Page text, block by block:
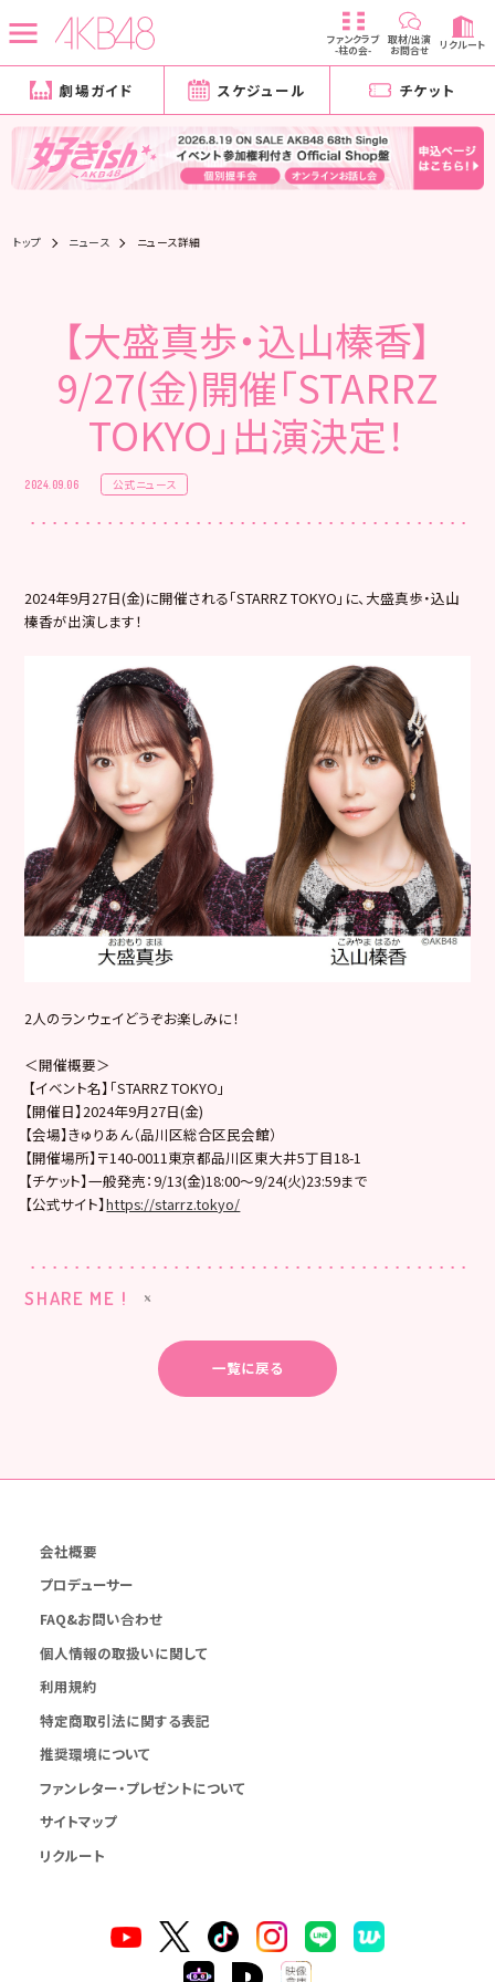
ファンクラブ
-柱の会-
取材/出演
お問合せ リクルート
劇場ガイド スケジュール チケット
トップ ニュース ニュース詳細
【大盛真歩・込山榛香】
9/27(金)開催「STARRZ
TOKYO」出演決定！
2024.09.06 公式ニュース
2024年9月27日(金)に開催される「STARRZ TOKYO」に、大盛真歩・込山
榛香が出演します！
2人のランウェイどうぞお楽しみに！
＜開催概要＞
【イベント名】「STARRZ TOKYO」
【開催日】2024年9月27日(金)
【会場】きゅりあん（品川区総合区⺠会館）
【開催場所】〒140-0011東京都品川区東大井5丁目18-1
【チケット】一般発売：9/13(金)18:00〜9/24(火)23:59まで
【公式サイト】https://starrz.tokyo/
SHARE ME !
一覧に戻る
会社概要
プロデューサー
FAQ&お問い合わせ
個人情報の取扱いに関して
利用規約
特定商取引法に関する表記
推奨環境について
ファンレター・プレゼントについて
サイトマップ
リクルート